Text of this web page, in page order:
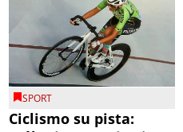
SPORT
Ciclismo su pista: